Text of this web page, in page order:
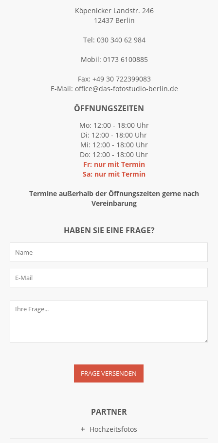
Köpenicker Landstr. 246
12437 Berlin
Tel: 030 340 62 984
Mobil: 0173 6100885
Fax: +49 30 722399083
E-Mail: office@das-fotostudio-berlin.de
ÖFFNUNGSZEITEN
Mo: 12:00 - 18:00 Uhr
Di: 12:00 - 18:00 Uhr
Mi: 12:00 - 18:00 Uhr
Do: 12:00 - 18:00 Uhr
Fr: nur mit Termin
Sa: nur mit Termin
Termine außerhalb der Öffnungszeiten gerne nach
Vereinbarung
HABEN SIE EINE FRAGE?
PARTNER
Hochzeitsfotos